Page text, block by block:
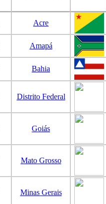
Acre
Amapá
Bahia
Distrito Federal
Goiás
Mato Grosso
Minas Gerais